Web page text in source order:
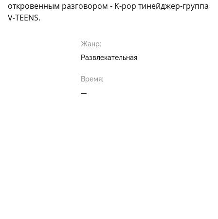
откровенным разговором - K-pop тинейджер-группа
V-TEENS.
Жанр:
Развлекательная
Время:
—